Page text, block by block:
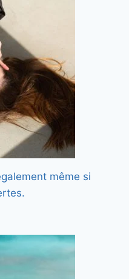
même si